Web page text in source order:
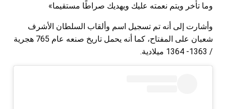
وما تأخر ويتم نعمته عليك ويهديك صراطًا مستقيما»
وأشارت إلى أنه تم تسجيل اسم وألقاب السلطان الأشرف
شعبان على المفتاح، كما أنه يحمل تاريخ صنعه عام 765 هجرية
/ 1363- 1364 ميلادية.